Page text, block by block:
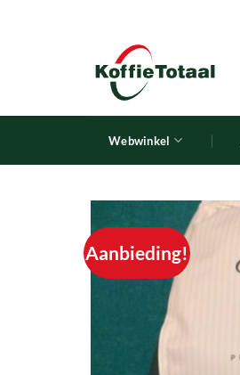
Webwinkel
Aanbieding!